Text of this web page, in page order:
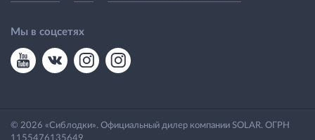
Мы в соцсетях
© 2026 «Сиблодки». Официальный дилер компании SOLAR. ОГРН